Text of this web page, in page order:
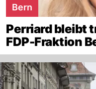
Bern
Perriard bleibt
FDP-Fraktion